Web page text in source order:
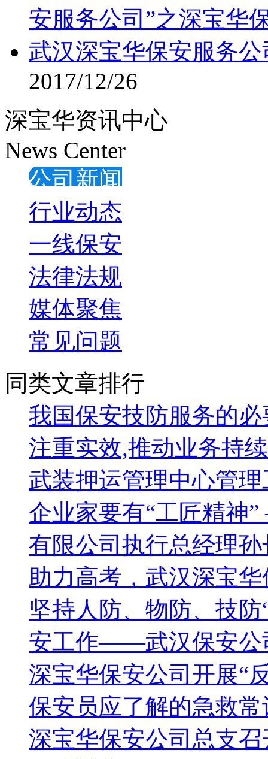
安服务公司”之深宝华
武汉深宝华保安服务
2017/12/26
深宝华资讯中心
News Center
公司新闻
行业动态
一线保安
法律法规
媒体聚焦
常见问题
同类文章排行
我国保安技防服务的
注重实效,推动业务持
武装押运管理中心管
企业家要有“工匠精
有限公司执行总经理孙
助力高考，武汉深宝
坚持人防、物防、技
安工作——武汉保安公
深宝华保安公司开展“
保安员应了解的急救常
深宝华保安公司总支